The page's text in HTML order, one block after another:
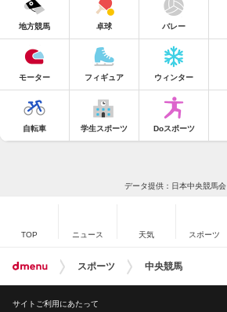
地方競馬 卓球 バレー
モーター フィギュア ウィンター
自転車 学生スポーツ Doスポーツ
データ提供：日本中央競馬会
TOP ニュース 天気 スポーツ
スポーツ 中央競馬
サイトご利用にあたって